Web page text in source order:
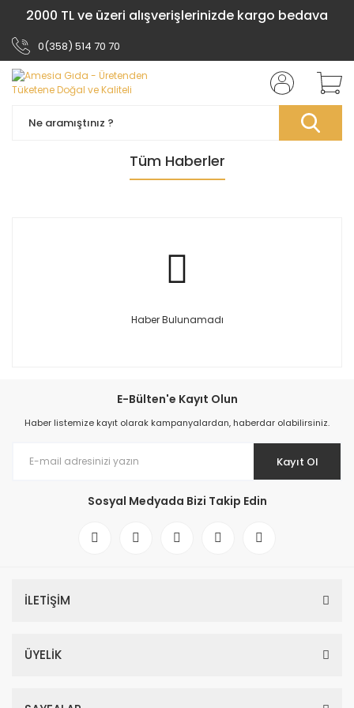
2000 TL ve üzeri alışverişlerinizde kargo bedava
0(358) 514 70 70
Tüm Haberler
Haber Bulunamadı
E-Bülten'e Kayıt Olun
Haber listemize kayıt olarak kampanyalardan, haberdar olabilirsiniz.
Kayıt Ol
Sosyal Medyada Bizi Takip Edin
İLETİŞİM
ÜYELİK